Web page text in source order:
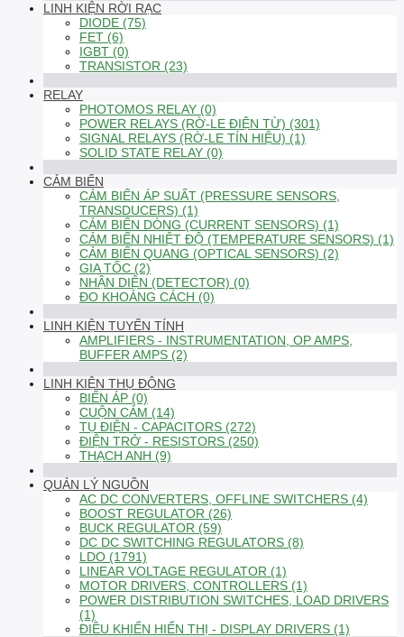
LINH KIỆN RỜI RẠC
DIODE (75)
FET (6)
IGBT (0)
TRANSISTOR (23)
RELAY
PHOTOMOS RELAY (0)
POWER RELAYS (RỜ-LE ĐIỆN TỪ) (301)
SIGNAL RELAYS (RỜ-LE TÍN HIỆU) (1)
SOLID STATE RELAY (0)
CẢM BIẾN
CẢM BIẾN ÁP SUẤT (PRESSURE SENSORS,
TRANSDUCERS) (1)
CẢM BIẾN DÒNG (CURRENT SENSORS) (1)
CẢM BIẾN NHIỆT ĐỘ (TEMPERATURE SENSORS) (1)
CẢM BIẾN QUANG (OPTICAL SENSORS) (2)
GIA TỐC (2)
NHẬN DIỆN (DETECTOR) (0)
ĐO KHOẢNG CÁCH (0)
LINH KIỆN TUYẾN TÍNH
AMPLIFIERS - INSTRUMENTATION, OP AMPS,
BUFFER AMPS (2)
LINH KIỆN THỤ ĐỘNG
BIẾN ÁP (0)
CUỘN CẢM (14)
TỤ ĐIỆN - CAPACITORS (272)
ĐIỆN TRỞ - RESISTORS (250)
THẠCH ANH (9)
QUẢN LÝ NGUỒN
AC DC CONVERTERS, OFFLINE SWITCHERS (4)
BOOST REGULATOR (26)
BUCK REGULATOR (59)
DC DC SWITCHING REGULATORS (8)
LDO (1791)
LINEAR VOLTAGE REGULATOR (1)
MOTOR DRIVERS, CONTROLLERS (1)
POWER DISTRIBUTION SWITCHES, LOAD DRIVERS
(1)
ĐIỀU KHIỂN HIỂN THỊ - DISPLAY DRIVERS (1)